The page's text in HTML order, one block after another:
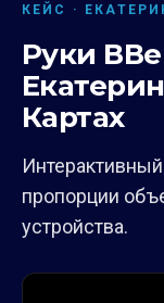
КЕЙС ·
Руки
Картах
пропорции
устройства.